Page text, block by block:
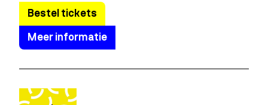
Bestel tickets
Meer informatie